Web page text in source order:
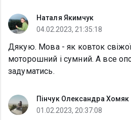
Наталя Якимчук
04.02.2023, 21:35:18
Дякую. Мова - як ковток
моторошний і сумний. А все
задуматись.
Пінчук Олександра Хомяк
01.02.2023, 20:37:08